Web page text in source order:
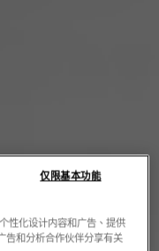
性化设计内容和广告、提供
告和分析合作伙伴分享有关
仅限基本功能